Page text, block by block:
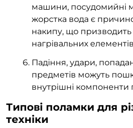
машини, посудомийні
жорстка вода є
накипу, що
нагрівальних
Падіння, удари,
предметів можуть
внутрішні компоненти
Типові поламки для
техніки